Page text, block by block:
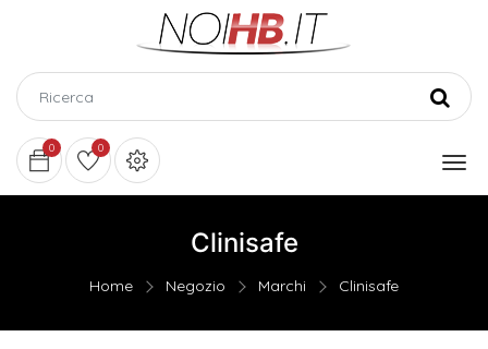
0 0
Clinisafe
Home Negozio Marchi Clinisafe